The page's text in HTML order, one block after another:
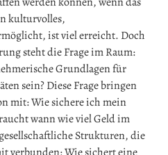
kulturvolles,
ist viel erreicht. Doch
steht die Frage im Raum:
Grundlagen für
sein? Diese Frage bringen
mit: Wie sichere ich mein
wann wie viel Geld im
Strukturen, die